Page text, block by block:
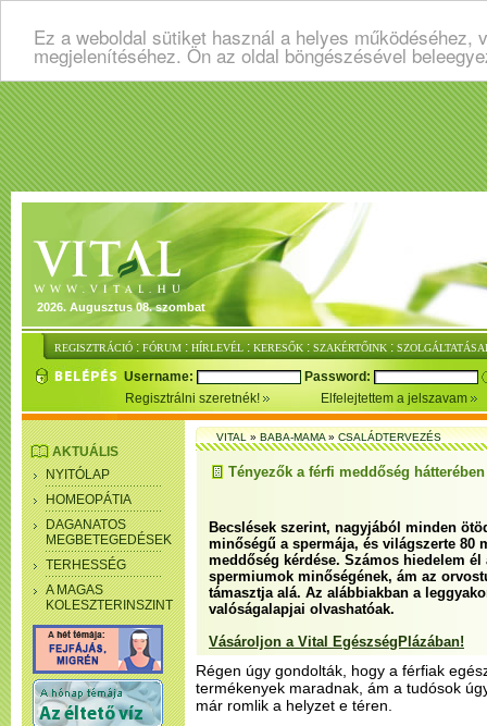
Ez a weboldal sütiket használ a helyes
megjelenítéséhez. Ön az oldal böngészésével
2026. Augusztus 08. szombat
REGISZTRÁCIÓ : FÓRUM : HÍRLEVÉL : KERESŐK : SZAKÉRTŐINK :
Username:
Password:
Regisztrálni szeretnék!
Elfelejtettem a jelszavam
AKTUÁLIS
NYITÓLAP
HOMEOPÁTIA
DAGANATOS
MEGBETEGEDÉSEK
TERHESSÉG
A MAGAS
KOLESZTERINSZINT
VITAL»BABA-MAMA»CSALÁDTERVEZÉS
Tényezők a férfi meddőség hátterében
Becslések szerint, nagyjából minden
minőségű a spermája, és világszerte 80
meddőség kérdése. Számos hiedelem
spermiumok minőségének, ám az
támasztja alá. Az alábbiakban a
valóságalapjai olvashatóak.
Vásároljon a Vital EgészségPlázában!
Régen úgy gondolták, hogy a férfiak
termékenyek maradnak, ám a tudósok
már romlik a helyzet e téren.